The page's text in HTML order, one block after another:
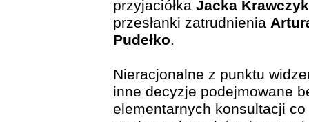
przyjaciółka Jacka
przesłanki zatrudnienia
Pudełko.
Nieracjonalne z punktu
inne decyzje podejmowane
elementarnych konsultacji